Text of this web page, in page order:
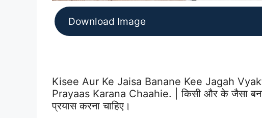
Download Image
Kisee Aur Ke Jaisa Banane Kee Jagah
Prayaas Karana Chaahie. | किसी और के जैसा
प्रयास करना चाहिए।